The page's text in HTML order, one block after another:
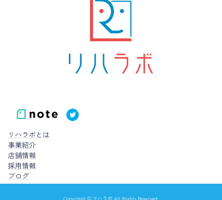
リハラボとは
事業紹介
店舗情報
採用情報
ブログ
Copyright © リハラボ All Rights Reserved.